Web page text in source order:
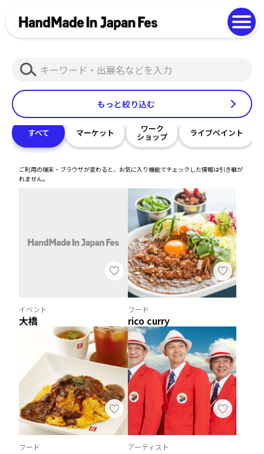
Photo Gallery
もっと絞り込む
検
索
すべて マーケット ワーク
ショップ ライブペイント
ご利用の端末・ブラウザが変わると、お気に入り機能でチェックした情報は引き継が
れません。
イベント
大橋
フード
rico curry
フード アーティスト